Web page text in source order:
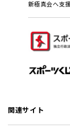
新極真会へ支
関連サイト